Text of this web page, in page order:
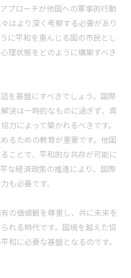
プローチが他国への軍事的行動
はより深く考察する必要があり
に平和を重んじる国の市民とし
理状態をどのように構築すべき
を基盤にすべきでしょう。国際
決は一時的なものに過ぎず、真
力によって築かれるべきです。
るための教育が重要です。他国
ことで、平和的な共存が可能に
な経済政策の推進により、国際
も必要です。
の価値観を尊重し、共に未来を
れる時代です。国境を越えた協
和に必要な基盤となるのです。